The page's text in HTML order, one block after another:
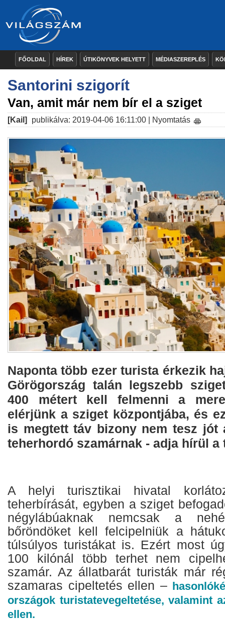
FŐOLDAL HÍREK ÚTIKÖNYVEK HELYETT MÉDIASZEREPLÉS
Santorini szigorít
Van, amit már nem bír el a sziget
[Kail] publikálva: 2019-04-06 16:11:00 | Nyomtatás
Naponta több ezer turista érkezik
Görögország talán legszebb
400 métert kell felmenni a
elérjünk a sziget központjába, és
is megtett táv bizony nem tesz jót
teherhordó szamárnak - adja hírül a
A helyi turisztikai hivatal
teherbírását, egyben a sziget
négylábúaknak nemcsak a
bőröndöket kell felcipelniük a
túlsúlyos turistákat is. Ezért most
100 kilónál több terhet nem
szamár. Az állatbarát turisták már
szamaras cipeltetés ellen –
országok turistatevegeltetése, valamint
ellen.